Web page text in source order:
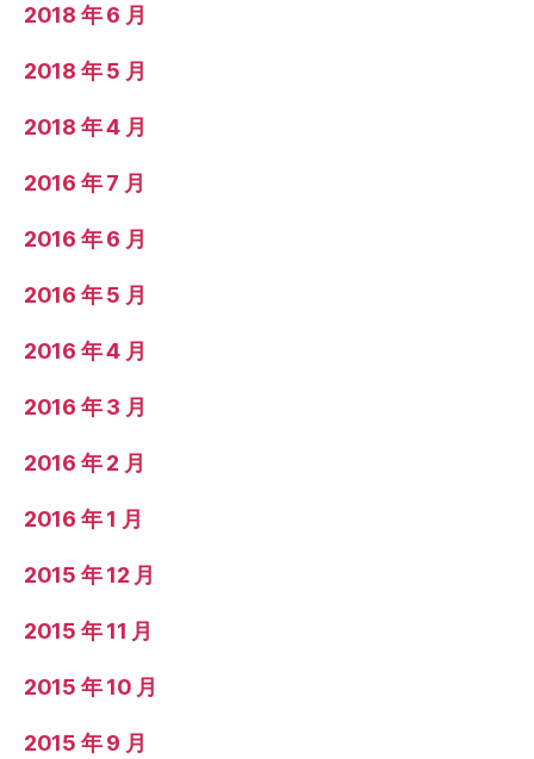
2018 年 6 月
2018 年 5 月
2018 年 4 月
2016 年 7 月
2016 年 6 月
2016 年 5 月
2016 年 4 月
2016 年 3 月
2016 年 2 月
2016 年 1 月
2015 年 12 月
2015 年 11 月
2015 年 10 月
2015 年 9 月